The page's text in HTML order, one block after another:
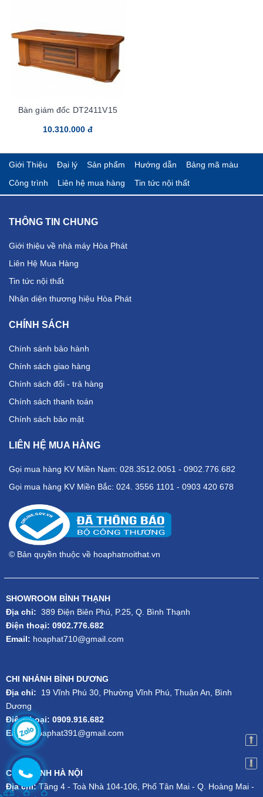
Bàn giám đốc DT2411V15
10.310.000 đ
Giới Thiệu Đại lý Sản phẩm Hướng dẫn
Bảng mã màu
Công trình
Liên hệ mua hàng Tin tức nội thất
THÔNG TIN CHUNG
Giới thiệu về nhà máy Hòa Phát
Liên Hệ Mua Hàng
Tin tức nội thất
Nhận diện thương hiệu Hòa Phát
CHÍNH SÁCH
Chính sánh bảo hành
Chính sách giao hàng
Chính sách đổi - trả hàng
Chính sách thanh toán
Chính sách bảo mật
LIÊN HỆ MUA HÀNG
Gọi mua hàng KV Miền Nam: 028.3512.0051 - 0902.776.682
Gọi mua hàng KV Miền Bắc: 024. 3556 1101 - 0903 420 678
© Bản quyền thuộc về hoaphatnoithat.vn
SHOWROOM BÌNH THẠNH
Địa chỉ: 389 Điện Biên Phủ, P.25, Q. Bình Thạnh
Điện thoại: 0902.776.682
Email: hoaphat710@gmail.com
CHI NHÁNH BÌNH DƯƠNG
Địa chỉ: 19 Vĩnh Phú 30, Phường Vĩnh Phú, Thuận An, Bình
Dương
Điện thoại: 0909.916.682
Email:hoaphat391@gmail.com
CHI NHÁNH HÀ NỘI
Địa chỉ:Tầng 4 - Toà Nhà 104-106, Phố Tân Mai - Q. Hoàng Mai -